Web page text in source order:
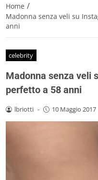
Home /
Madonna senza veli su
anni
celebrity
Madonna senza veli
perfetto a 58 anni
lbriotti - 10 Maggio 2017